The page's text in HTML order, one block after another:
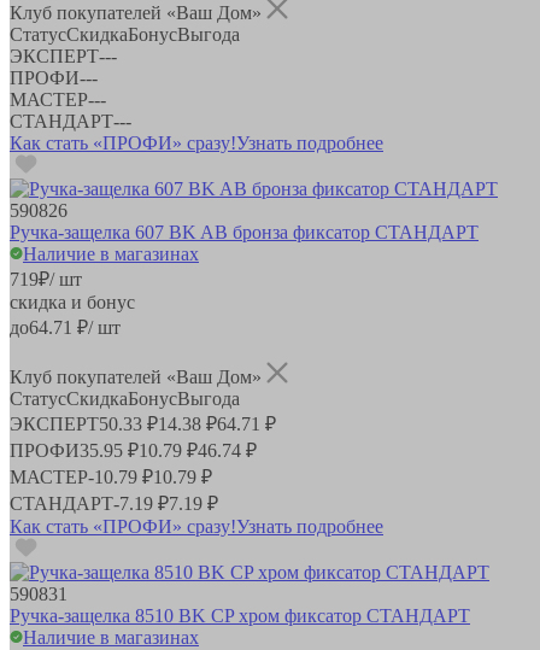
Клуб покупателей «Ваш Дом»
СтатусСкидкаБонусВыгода
ЭКСПЕРТ---
ПРОФИ---
МАСТЕР---
СТАНДАРТ---
Как стать «ПРОФИ» сразу!Узнать подробнее
590826
Ручка-защелка 607 BK AB бронза фиксатор СТАНДАРТ
Наличие в магазинах
719₽/ шт
скидка и бонус
до64.71 ₽/ шт
Клуб покупателей «Ваш Дом»
СтатусСкидкаБонусВыгода
ЭКСПЕРТ50.33 ₽14.38 ₽64.71 ₽
ПРОФИ35.95 ₽10.79 ₽46.74 ₽
МАСТЕР-10.79 ₽10.79 ₽
СТАНДАРТ-7.19 ₽7.19 ₽
Как стать «ПРОФИ» сразу!Узнать подробнее
590831
Ручка-защелка 8510 BK CP хром фиксатор СТАНДАРТ
Наличие в магазинах